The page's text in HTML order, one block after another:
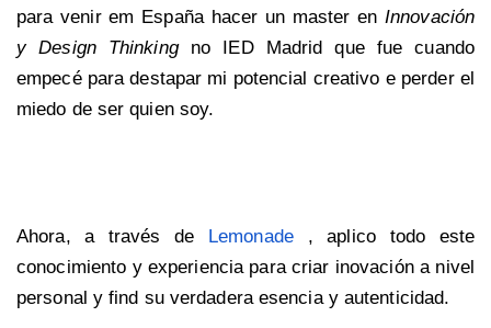
para venir em España hacer un master en Innovación
y Design Thinking no IED Madrid que fue cuando
empecé para destapar mi potencial creativo e perder el
miedo de ser quien soy.
Ahora, a través de Lemonade , aplico todo este
conocimiento y experiencia para criar inovación a nivel
personal y find su verdadera esencia y autenticidad.